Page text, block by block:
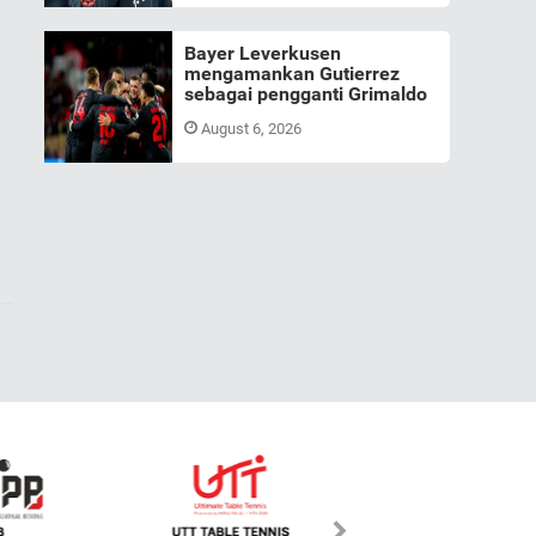
Bayer Leverkusen
mengamankan Gutierrez
sebagai pengganti Grimaldo
August 6, 2026